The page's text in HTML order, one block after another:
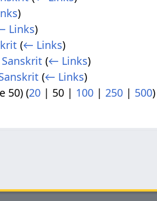
)
Links)
(← Links)
(← Links)
(← Links)
50) (20 | 50 | 100 |250 | 500)